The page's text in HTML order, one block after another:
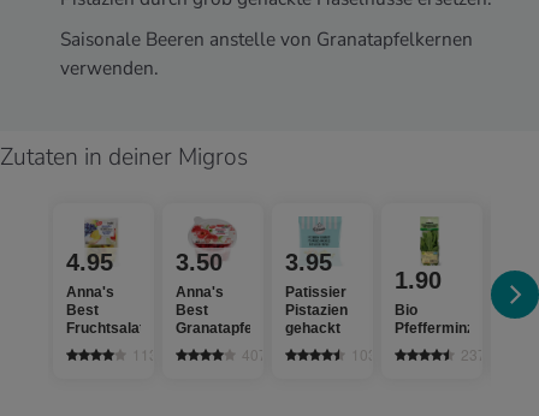
Saisonale Beeren anstelle von Granatapfelkernen
verwenden.
Zutaten in deiner Migros
4.95
Anna's
Best
Fruchtsalat
113
3.50
Anna's
Best
Granatapfel
407
3.95
Patissier
Pistazien
gehackt
103
1.90
Bio
Pfefferminze
237
aha!